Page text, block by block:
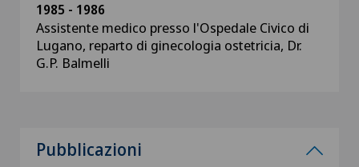
1985 - 1986
Assistente medico presso l'Ospedale Civico di
Lugano, reparto di ginecologia ostetricia, Dr.
G.P. Balmelli
Pubblicazioni